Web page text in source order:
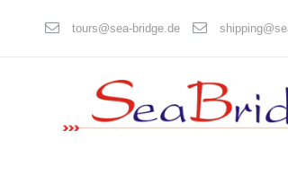
tours@sea-bridge.de